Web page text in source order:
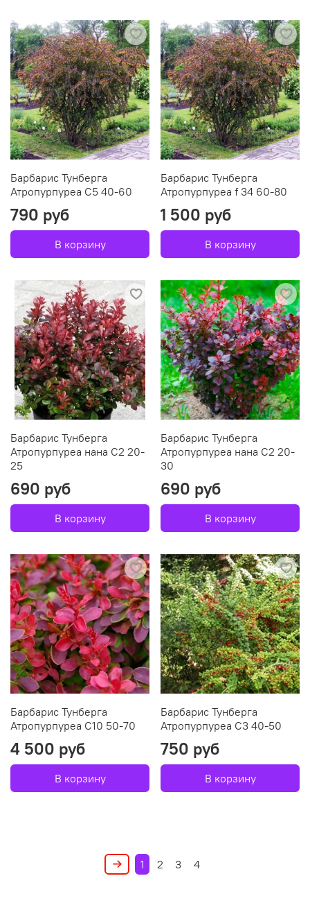
Барбарис Тунберга
Атропурпуреа C5 40-60
790 руб
В корзину
Барбарис Тунберга
Атропурпуреа f 34 60-80
1 500 руб
В корзину
Барбарис Тунберга
Атропурпуреа нана C2 20-
25
690 руб
В корзину
Барбарис Тунберга
Атропурпуреа нана C2 20-
30
690 руб
В корзину
Барбарис Тунберга
Атропурпуреа С10 50-70
4 500 руб
В корзину
Барбарис Тунберга
Атропурпуреа С3 40-50
750 руб
В корзину
1 2 3 4